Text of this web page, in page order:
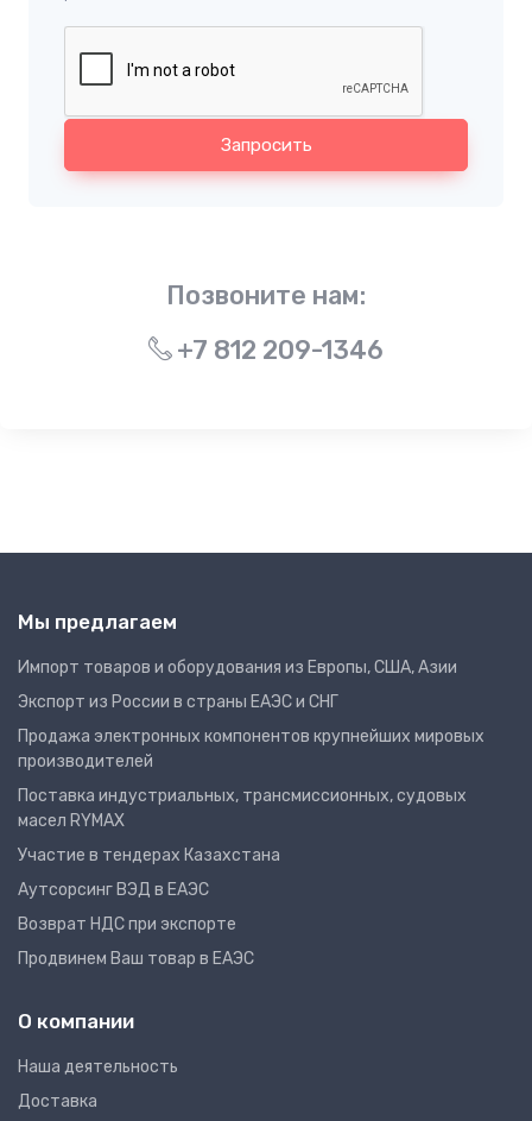
Запросить
Позвоните нам:
+7 812 209-1346
Мы предлагаем
Импорт товаров и оборудования из Европы, США, Азии
Экспорт из России в страны ЕАЭС и СНГ
Продажа электронных компонентов крупнейших мировых
производителей
Поставка индустриальных, трансмиссионных, судовых
масел RYMAX
Участие в тендерах Казахстана
Аутсорсинг ВЭД в ЕАЭС
Возврат НДС при экспорте
Продвинем Ваш товар в ЕАЭС
О компании
Наша деятельность
Доставка